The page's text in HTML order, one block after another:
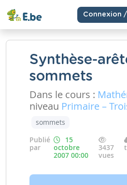
Connexion
Synthèse-
sommets
Dans le cours :
niveau Primaire –
sommets
Publié
par
15
octobre
2007 00:00
3437
vues